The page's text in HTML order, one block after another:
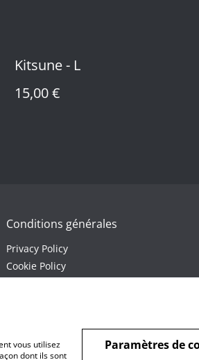
Kitsune - L
15,00 €
Conditions générales
Privacy Policy
Cookie Policy
vous utilisez
dont ils sont
Paramètres de